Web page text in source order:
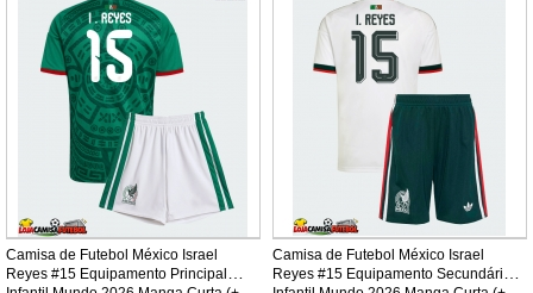
Camisa de Futebol México Israel
Reyes #15 Equipamento Principal
Camisa de Futebol México Israel
Reyes #15 Equipamento Secundário